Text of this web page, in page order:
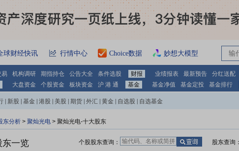
球财经快讯 行情中心 Choice数据 妙想大模型
易 机构调研 期指持仓 公告大全 条件选股 财报 业绩报表 最新预告 分红送配
大盘资金 个股资金 板块资金 沪 港 通 基金 基金净值 基金定投 基金排行
新股 基金 港股 美股 期货 外汇 黄金 自选股 自选基金
东分析 > 聚灿光电 > 聚灿光电-十大股东
东一览 股东查询：
个股股东查询：